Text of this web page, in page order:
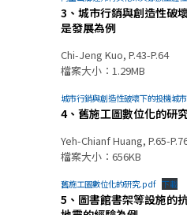
3、城市行銷與創造性破
是發展為例
Chi-Jeng Kuo, P.43-P.64
檔案大小：1.29MB
城市行銷與創造性破壞下的投機城
4、舊施工圖數位化的研
Yeh-Chianf Huang, P.65-
檔案大小：656KB
舊施工圖數位化的研究.pdf 下載
5、圖書館書架等設施的